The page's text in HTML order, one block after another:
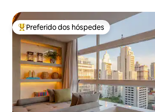
Entre os melhores preferidos dos
Preferido dos hóspedes